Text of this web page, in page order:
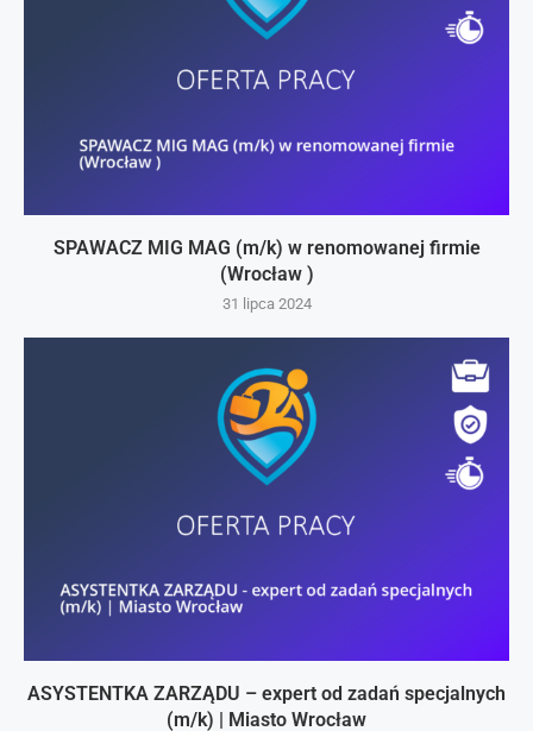
SPAWACZ MIG MAG (m/k) w renomowanej firmie
(Wrocław )
31 lipca 2024
ASYSTENTKA ZARZĄDU – expert od zadań specjalnych
(m/k) | Miasto Wrocław